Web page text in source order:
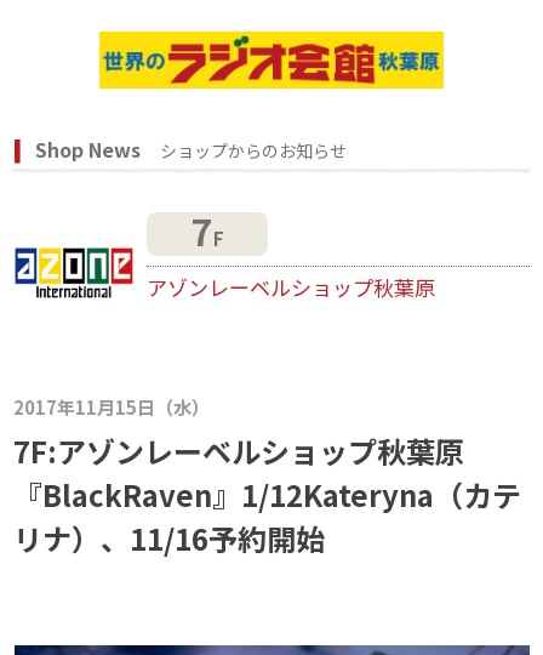
Shop News ショップからのお知らせ
7F
アゾンレーベルショップ秋葉原
2017年11月15日（水）
7F:アゾンレーベルショップ秋葉原
『BlackRaven』1/12Kateryna（カテ
リナ）、11/16予約開始